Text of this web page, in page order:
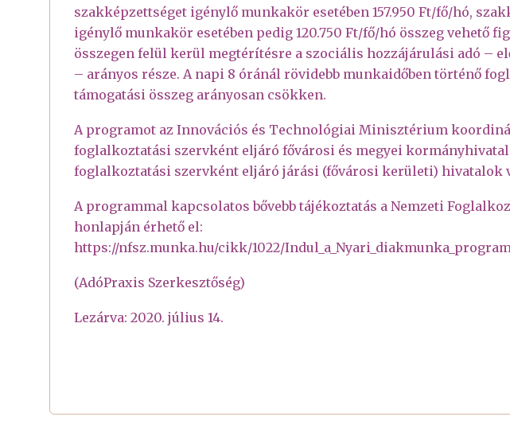
szakképzettséget igénylő munkakör esetében 157.950 Ft/fő/hó,
igénylő munkakör esetében pedig 120.750 Ft/fő/hó összeg vehető
összegen felül kerül megtérítésre a szociális hozzájárulási adó –
– arányos része. A napi 8 óránál rövidebb munkaidőben történő
támogatási összeg arányosan csökken.
A programot az Innovációs és Technológiai Minisztérium
foglalkoztatási szervként eljáró fővárosi és megyei
foglalkoztatási szervként eljáró járási (fővárosi kerületi) hivatalok
A programmal kapcsolatos bővebb tájékoztatás a Nemzeti
honlapján érhető el:
https://nfsz.munka.hu/cikk/1022/Indul_a_Nyari_diakmunka_program
(AdóPraxis Szerkesztőség)
Lezárva: 2020. július 14.